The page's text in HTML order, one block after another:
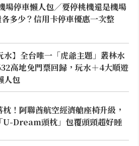
場停車懶人包／要停桃機還是機場
多少？信用卡停車優惠一次整
水】全台唯一「虎爺主題」叢林水
高地免門票回歸，玩水＋4大順遊
人包
！阿聯酋航空經濟艙座椅升級，
U-Dream頭枕」包覆頭頸超好睡